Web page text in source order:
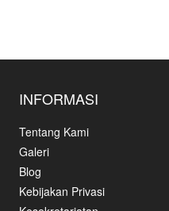
INFORMASI
Tentang Kami
Galeri
Blog
Kebijakan Privasi